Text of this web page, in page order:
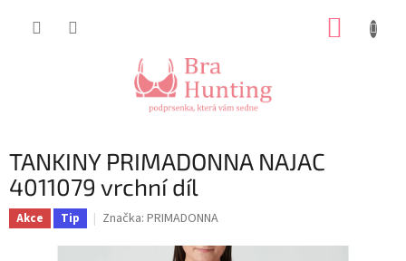
TANKINY PRIMADONNA NAJAC
4011079 vrchní díl
Akce Tip Značka: PRIMADONNA